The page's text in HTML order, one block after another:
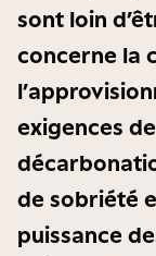
sont loin
concerne la
exigences
de sobriété
puissance